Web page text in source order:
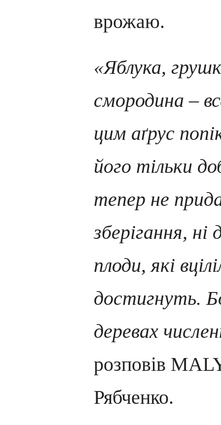
врожаю.
«Яблука,
смородина –
цим аґрус
його тільки
тепер не
зберігання,
плоди, які
достигнуть.
деревах
розповів
Рябченко.